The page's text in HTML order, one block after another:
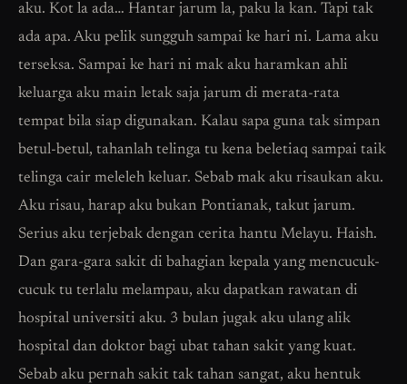
aku. Kot la ada… Hantar jarum la, paku la kan. Tapi tak
ada apa. Aku pelik sungguh sampai ke hari ni. Lama aku
terseksa. Sampai ke hari ni mak aku haramkan ahli
keluarga aku main letak saja jarum di merata-rata
tempat bila siap digunakan. Kalau sapa guna tak simpan
betul-betul, tahanlah telinga tu kena beletiaq sampai taik
telinga cair meleleh keluar. Sebab mak aku risaukan aku.
Aku risau, harap aku bukan Pontianak, takut jarum.
Serius aku terjebak dengan cerita hantu Melayu. Haish.
Dan gara-gara sakit di bahagian kepala yang mencucuk-
cucuk tu terlalu melampau, aku dapatkan rawatan di
hospital universiti aku. 3 bulan jugak aku ulang alik
hospital dan doktor bagi ubat tahan sakit yang kuat.
Sebab aku pernah sakit tak tahan sangat, aku hentuk